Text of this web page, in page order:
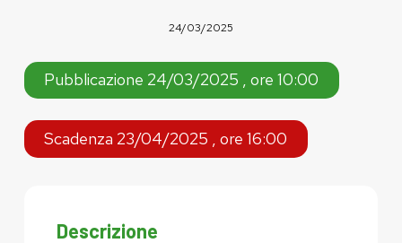
24/03/2025
Pubblicazione 24/03/2025 , ore 10:00
Scadenza 23/04/2025 , ore 16:00
Descrizione